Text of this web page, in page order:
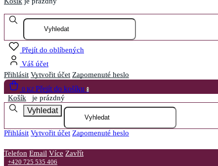
Přejít do oblíbených
Váš účet
Přihlásit Vytvořit účet Zapomenuté heslo
0 Kč Přejít do košíku 0
Košík je prázdný
Vyhledat
Přihlásit Vytvořit účet Zapomenuté heslo
Telefon Email Více Zavřít
+420 725 535 406